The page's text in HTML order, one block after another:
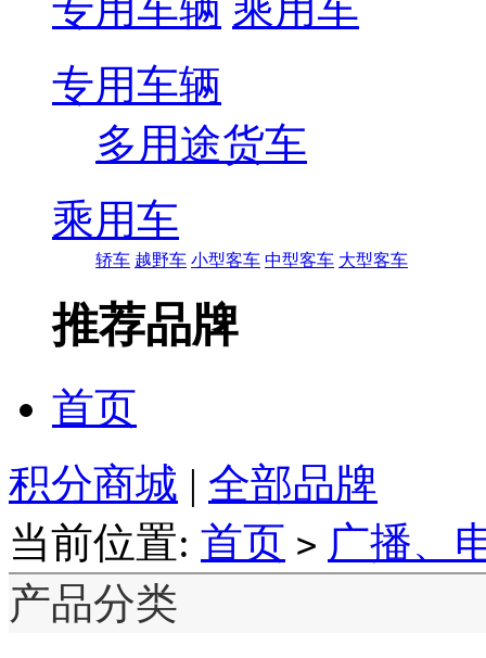
专用车辆
多用途货车
乘用车
轿车 越野车 小型客车 中型客车 大型客车
推荐品牌
首页
积分商城 | 全部品牌
当前位置: 首页 > 广播、
产品分类